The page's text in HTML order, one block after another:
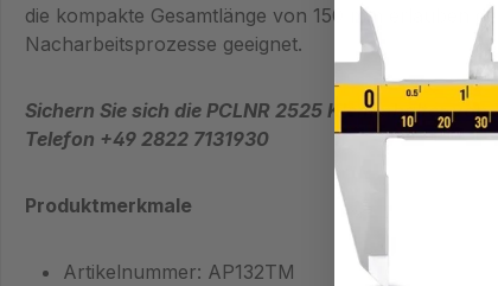
die kompakte Gesamtlänge von 150 mm erlauben
Nacharbeitsprozesse geeignet.
Sichern Sie sich die PCLNR 2525 Klemmhalter
Telefon +49 2822 7131930
Produktmerkmale
Artikelnummer: AP132TM